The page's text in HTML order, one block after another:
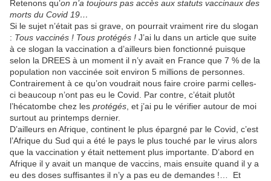
Retenons qu’on n’a toujours pas accès aux statuts vaccinaux des
morts du Covid 19…
Si le sujet n’était pas si grave, on pourrait vraiment rire du slogan
: Tous vaccinés ! Tous protégés ! J’ai lu dans un article que suite
à ce slogan la vaccination a d’ailleurs bien fonctionné puisque
selon la DREES à un moment il n’y avait en France que 7 % de la
population non vaccinée soit environ 5 millions de personnes.
Contrairement à ce qu’on voudrait nous faire croire parmi celles-
ci beaucoup n’ont pas eu le Covid. Par contre, c’était plutôt
l’hécatombe chez les protégés , et j’ai pu le vérifier autour de moi
surtout au printemps dernier.
D’ailleurs en Afrique, continent le plus épargné par le Covid, c’est
l’Afrique du Sud qui a été le pays le plus touché par le virus alors
que la vaccination y était nettement plus importante. D’abord en
Afrique il y avait un manque de vaccins, mais ensuite quand il y a
eu des doses suffisantes il n’y a pas eu de demandes !… Et